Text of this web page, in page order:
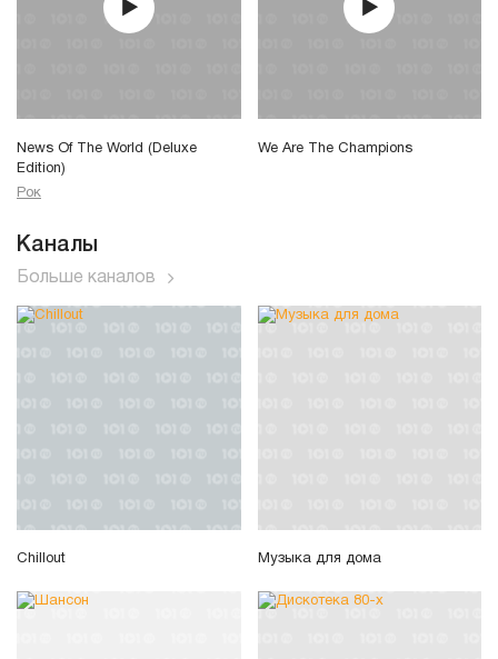
News Of The World (Deluxe
Edition)
Рок
We Are The Champions
Каналы
Больше каналов
Chillout Музыка для дома